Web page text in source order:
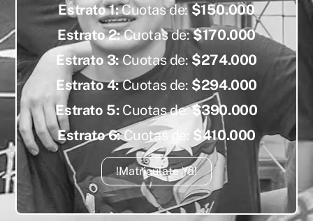
Estrato 1:Cuotas de:$150.000
Estrato 2:Cuotas de:$170.000
Estrato 3:Cuotas de:$274.000
Estrato 4:Cuotas de: $294.000
Estrato 5:Cuotas de:$390.000
Estrato 6:Cuotas de: $410.000
!Matricúlate Ya!